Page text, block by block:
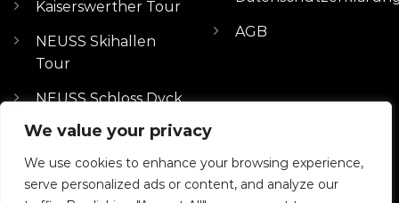
We value your privacy
We use cookies to enhance your browsing experience,
serve personalized ads or content, and analyze our
Kaiserswerther Tour
NEUSS Skihallen
Tour
NEUSS Schloss Dyck
Tour
MÖNCHENGLADBACH
Borussen Tour
AGB